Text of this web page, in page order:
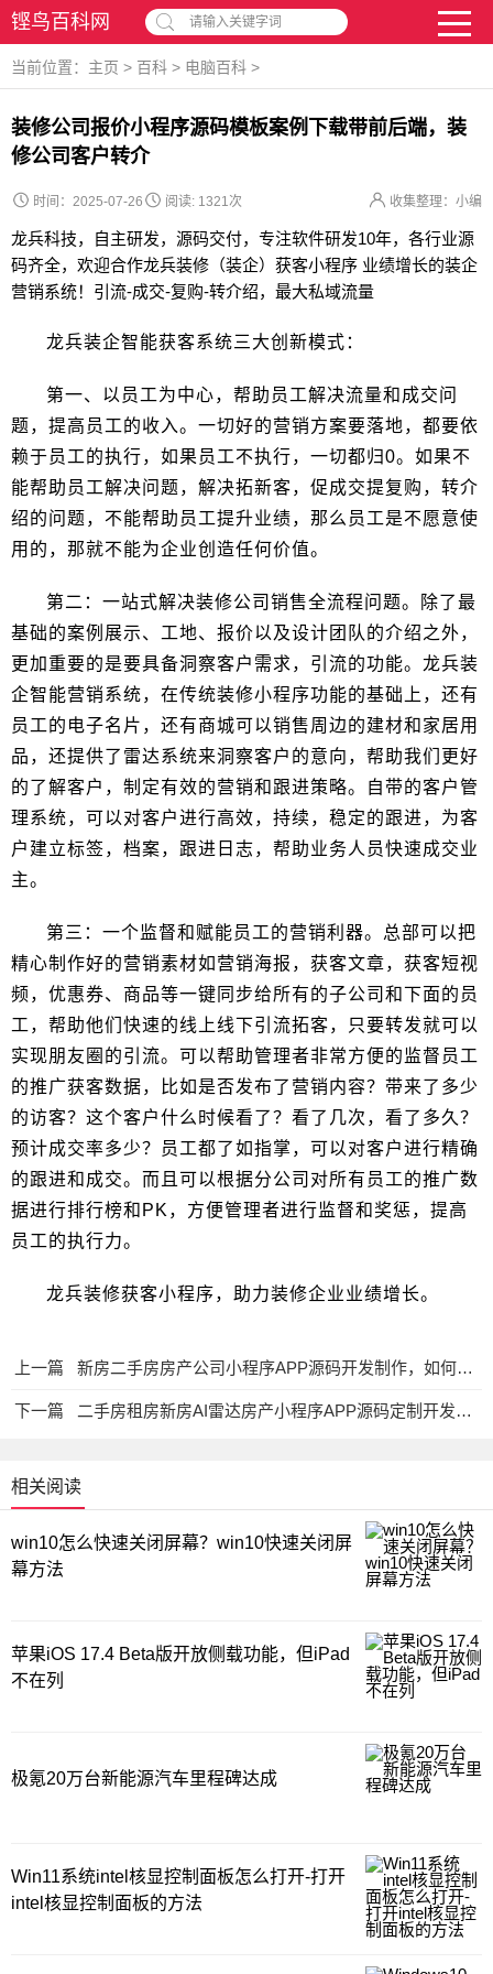
铿鸟百科网 请输入关键字词
当前位置： 主页 > 百科 > 电脑百科 >
装修公司报价小程序源码模板案例下载带前后端，装
修公司客户转介
时间：2025-07-26 收集整理：小编
阅读: 1321次
龙兵科技，自主研发，源码交付，专注软件研发10年，各行业源
码齐全，欢迎合作龙兵装修（装企）获客小程序 业绩增长的装企
营销系统！引流-成交-复购-转介绍，最大私域流量
龙兵装企智能获客系统三大创新模式：
第一、以员工为中心，帮助员工解决流量和成交问
题，提高员工的收入。一切好的营销方案要落地，都要依
赖于员工的执行，如果员工不执行，一切都归0。如果不
能帮助员工解决问题，解决拓新客，促成交提复购，转介
绍的问题，不能帮助员工提升业绩，那么员工是不愿意使
用的，那就不能为企业创造任何价值。
第二：一站式解决装修公司销售全流程问题。除了最
基础的案例展示、工地、报价以及设计团队的介绍之外，
更加重要的是要具备洞察客户需求，引流的功能。龙兵装
企智能营销系统，在传统装修小程序功能的基础上，还有
员工的电子名片，还有商城可以销售周边的建材和家居用
品，还提供了雷达系统来洞察客户的意向，帮助我们更好
的了解客户，制定有效的营销和跟进策略。自带的客户管
理系统，可以对客户进行高效，持续，稳定的跟进，为客
户建立标签，档案，跟进日志，帮助业务人员快速成交业
主。
第三：一个监督和赋能员工的营销利器。总部可以把
精心制作好的营销素材如营销海报，获客文章，获客短视
频，优惠券、商品等一键同步给所有的子公司和下面的员
工，帮助他们快速的线上线下引流拓客，只要转发就可以
实现朋友圈的引流。可以帮助管理者非常方便的监督员工
的推广获客数据，比如是否发布了营销内容？带来了多少
的访客？这个客户什么时候看了？看了几次，看了多久？
预计成交率多少？员工都了如指掌，可以对客户进行精确
的跟进和成交。而且可以根据分公司对所有员工的推广数
据进行排行榜和PK，方便管理者进行监督和奖惩，提高
员工的执行力。
龙兵装修获客小程序，助力装修企业业绩增长。
上一篇 新房二手房房产公司小程序APP源码开发制作，如何制作？如何运营
下一篇 二手房租房新房AI雷达房产小程序APP源码定制开发费用是多少？
相关阅读
win10怎么快速关闭屏幕？win10快速关闭屏
幕方法
苹果iOS 17.4 Beta版开放侧载功能，但iPad
不在列
极氪20万台新能源汽车里程碑达成
Win11系统intel核显控制面板怎么打开-打开
intel核显控制面板的方法